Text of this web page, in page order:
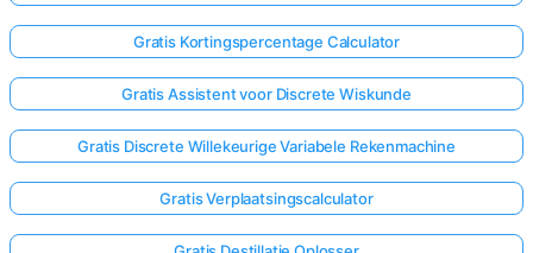
Gratis Kortingspercentage Calculator
Gratis Assistent voor Discrete Wiskunde
Gratis Discrete Willekeurige Variabele Rekenmachine
Gratis Verplaatsingscalculator